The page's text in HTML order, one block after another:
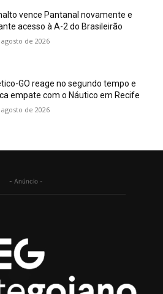
vence Pantanal novamente e
acesso à A-2 do Brasileirão
de 2026
GO reage no segundo tempo e
empate com o Náutico em Recife
de 2026
- Anúncio -